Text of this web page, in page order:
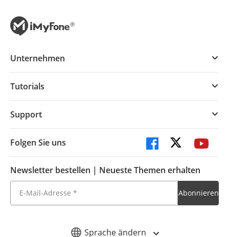
Sprache ändern
Unternehmen
Tutorials
Support
Folgen Sie uns
Newsletter bestellen | Neueste Themen erhalten